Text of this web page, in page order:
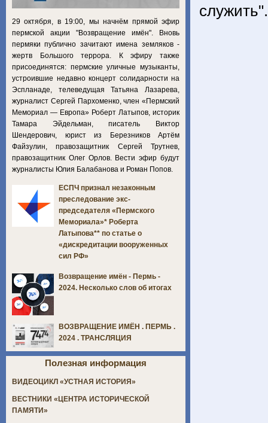
29 октября, в 19:00, мы начнём прямой эфир
пермской акции "Возвращение имён". Вновь
пермяки публично зачитают имена земляков -
жертв Большого террора. К эфиру также
присоединятся: пермские уличные музыканты,
устроившие недавно концерт солидарности на
Эспланаде, телеведущая Татьяна Лазарева,
журналист Сергей Пархоменко, член «Пермский
Мемориал — Европа» Роберт Латыпов, историк
Тамара Эйдельман, писатель Виктор
Шендерович, юрист из Березников Артём
Файзулин, правозащитник Сергей Трутнев,
правозащитник Олег Орлов. Вести эфир будут
журналисты Юлия Балабанова и Роман Попов.
ЕСПЧ признал незаконным
преследование экс-
председателя «Пермского
Мемориала»* Роберта
Латыпова** по статье о
«дискредитации вооруженных
сил РФ»
Возвращение имён - Пермь -
2024. Несколько слов об итогах
ВОЗВРАЩЕНИЕ ИМЁН . ПЕРМЬ .
2024 . ТРАНСЛЯЦИЯ
Полезная информация
ВИДЕОЦИКЛ «УСТНАЯ ИСТОРИЯ»
ВЕСТНИКИ «ЦЕНТРА ИСТОРИЧЕСКОЙ
ПАМЯТИ»